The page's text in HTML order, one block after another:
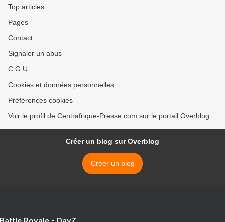
Top articles
Pages
Contact
Signaler un abus
C.G.U.
Cookies et données personnelles
Préférences cookies
Voir le profil de Centrafrique-Presse.com sur le portail Overblog
Créer un blog sur Overblog
Créer un blog